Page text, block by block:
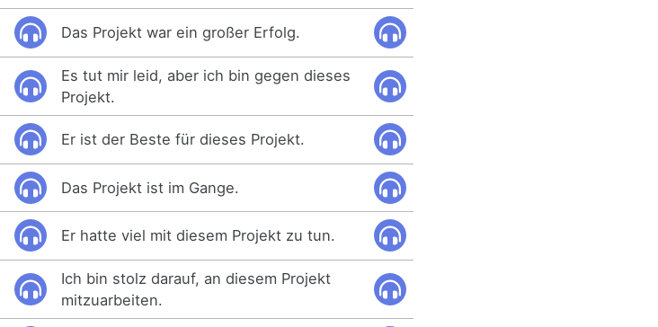
Das Projekt war ein großer Erfolg.
Es tut mir leid, aber ich bin gegen dieses
Projekt.
Er ist der Beste für dieses Projekt.
Das Projekt ist im Gange.
Er hatte viel mit diesem Projekt zu tun.
Ich bin stolz darauf, an diesem Projekt
mitzuarbeiten.